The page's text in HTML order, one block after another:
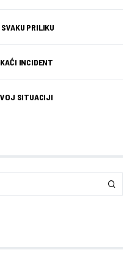
PRILIKU
INCIDENT
SITUACIJI